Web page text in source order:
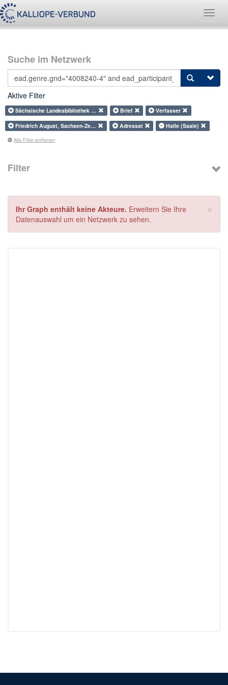
Suche im Netzwerk
Aktive Filter
Sächsische Landesbibliothek … Brief
Verfasser
Friedrich August, Sachsen-Ze…
Adressat Halle (Saale)
Alle Filter entfernen
Filter
×
Ihr Graph enthält keine Akteure. Erweitern Sie Ihre
Datenauswahl um ein Netzwerk zu sehen.